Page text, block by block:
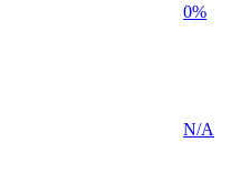
0%
N/A